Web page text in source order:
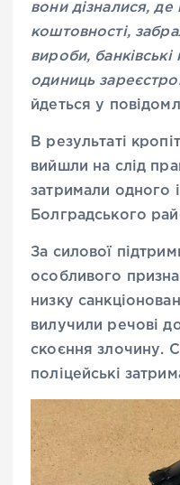
вони дізналися,
коштовності,
вироби, банківські
одиниць
йдеться у
В результаті
вийшли на слід
затримали одного
Болградського
За силової
особливого
низку
вилучили речові
скоєння злочину.
поліцейські